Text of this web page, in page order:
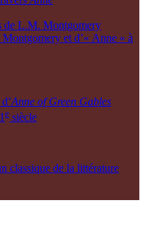
de L.M. Montgomery
et d’« Anne » à
Anne of Green Gables
e siècle
classique de la littérature